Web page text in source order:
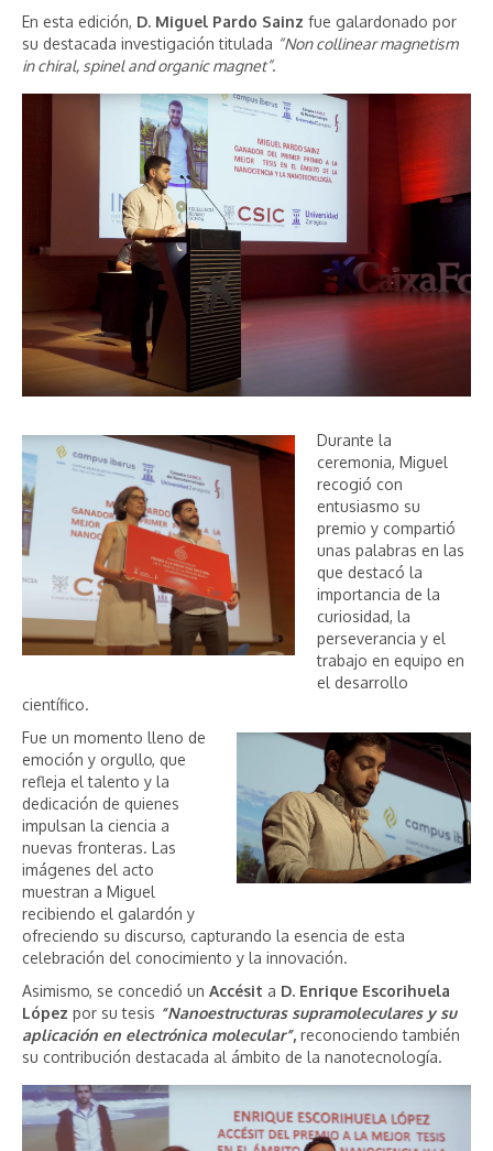
En esta edición, D. Miguel Pardo Sainz fue galardonado por
su destacada investigación titulada “Non collinear magnetism
in chiral, spinel and organic magnet”.
Durante la
ceremonia, Miguel
recogió con
entusiasmo su
premio y compartió
unas palabras en las
que destacó la
importancia de la
curiosidad, la
perseverancia y el
trabajo en equipo en
el desarrollo
científico.
Fue un momento lleno de
emoción y orgullo, que
refleja el talento y la
dedicación de quienes
impulsan la ciencia a
nuevas fronteras. Las
imágenes del acto
muestran a Miguel
recibiendo el galardón y
ofreciendo su discurso, capturando la esencia de esta
celebración del conocimiento y la innovación.
Asimismo, se concedió un Accésit a D. Enrique Escorihuela
López por su tesis “Nanoestructuras supramoleculares y su
aplicación en electrónica molecular”, reconociendo también
su contribución destacada al ámbito de la nanotecnología.